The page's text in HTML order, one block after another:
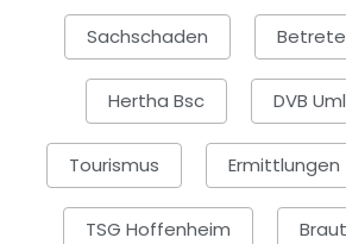
Sachschaden
Hertha Bsc DVB
Tourismus Ermittlungen
TSG Hoffenheim